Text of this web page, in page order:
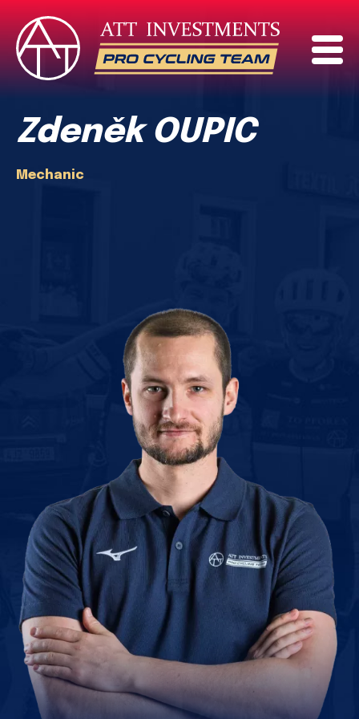
Zdeněk OUPIC
Mechanic